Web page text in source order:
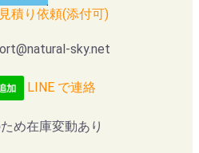
積り依頼(添付可)
sky.net
LINE で連絡
め在庫変動あり